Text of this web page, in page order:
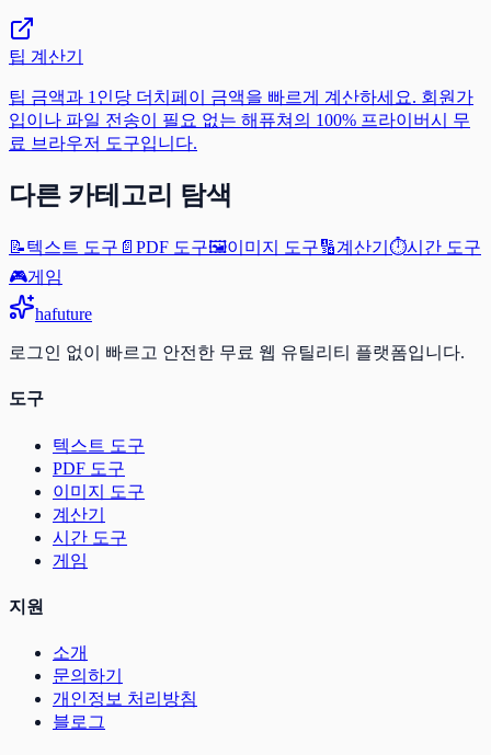
팁 계산기
팁 금액과 1인당 더치페이 금액을 빠르게 계산하세요. 회원가
입이나 파일 전송이 필요 없는 해퓨쳐의 100% 프라이버시 무
료 브라우저 도구입니다.
다른 카테고리 탐색
📝텍스트 도구 📄 PDF 도구🖼️이미지 도구🔢계산기 ⏱️시간 도구
🎮게임
hafuture
로그인 없이 빠르고 안전한 무료 웹 유틸리티 플랫폼입니다.
도구
텍스트 도구
PDF 도구
이미지 도구
계산기
시간 도구
게임
지원
소개
문의하기
개인정보 처리방침
블로그